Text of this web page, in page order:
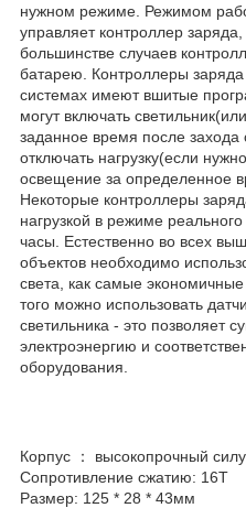
нужном режиме. Режимом
управляет контроллер заряда,
большинстве случаев
батарею. Контроллеры
системах имеют вшитые
могут включать
заданное время после
отключать нагрузку(если
освещение за определенное
Некоторые контроллеры
нагрузкой в режиме
часы. Естественно во всех
объектов необходимо
света, как самые
того можно использовать
светильника - это позволяет
электроэнергию и
оборудования.
Корпус ： высокопрочный
Сопротивление сжатию: 16T
Размер: 125 * 28 * 43мм